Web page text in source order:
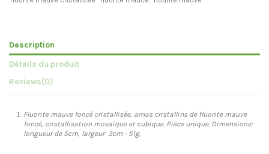
Description
Détails du produit
Reviews(0)
Fluorite mauve foncé cristallisée, amas cristallins de fluorite mauve
foncé, cristallisation mosaïque et cubique. Pièce unique. Dimensions:
longueur de 5cm, largeur 3cm - 51g.